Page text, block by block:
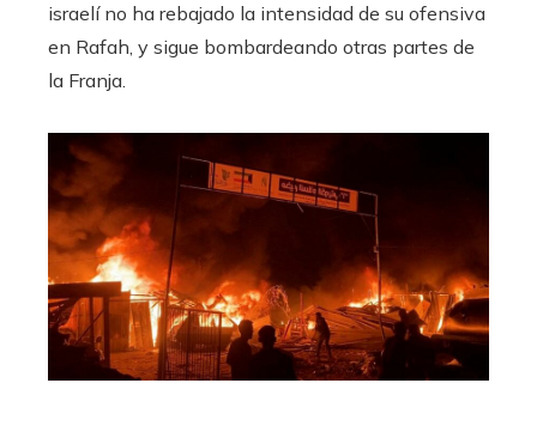
israelí no ha rebajado la intensidad de su ofensiva
en Rafah, y sigue bombardeando otras partes de
la Franja.